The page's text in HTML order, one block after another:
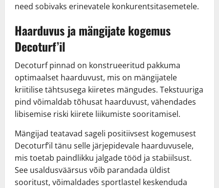
need sobivaks erinevatele konkurentsitasemetele.
Haarduvus ja mängijate kogemus
Decoturf’il
Decoturf pinnad on konstrueeritud pakkuma
optimaalset haarduvust, mis on mängijatele
kriitilise tähtsusega kiiretes mängudes. Tekstuuriga
pind võimaldab tõhusat haarduvust, vähendades
libisemise riski kiirete liikumiste sooritamisel.
Mängijad teatavad sageli positiivsest kogemusest
Decoturf’il tänu selle järjepidevale haarduvusele,
mis toetab paindlikku jalgade tööd ja stabiilsust.
See usaldusväärsus võib parandada üldist
sooritust, võimaldades sportlastel keskenduda